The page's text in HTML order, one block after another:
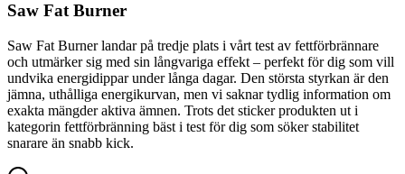
Saw Fat Burner
Saw Fat Burner landar på tredje plats i vårt test av fettförbrännare
och utmärker sig med sin långvariga effekt – perfekt för dig som vill
undvika energidippar under långa dagar. Den största styrkan är den
jämna, uthålliga energikurvan, men vi saknar tydlig information om
exakta mängder aktiva ämnen. Trots det sticker produkten ut i
kategorin fettförbränning bäst i test för dig som söker stabilitet
snarare än snabb kick.